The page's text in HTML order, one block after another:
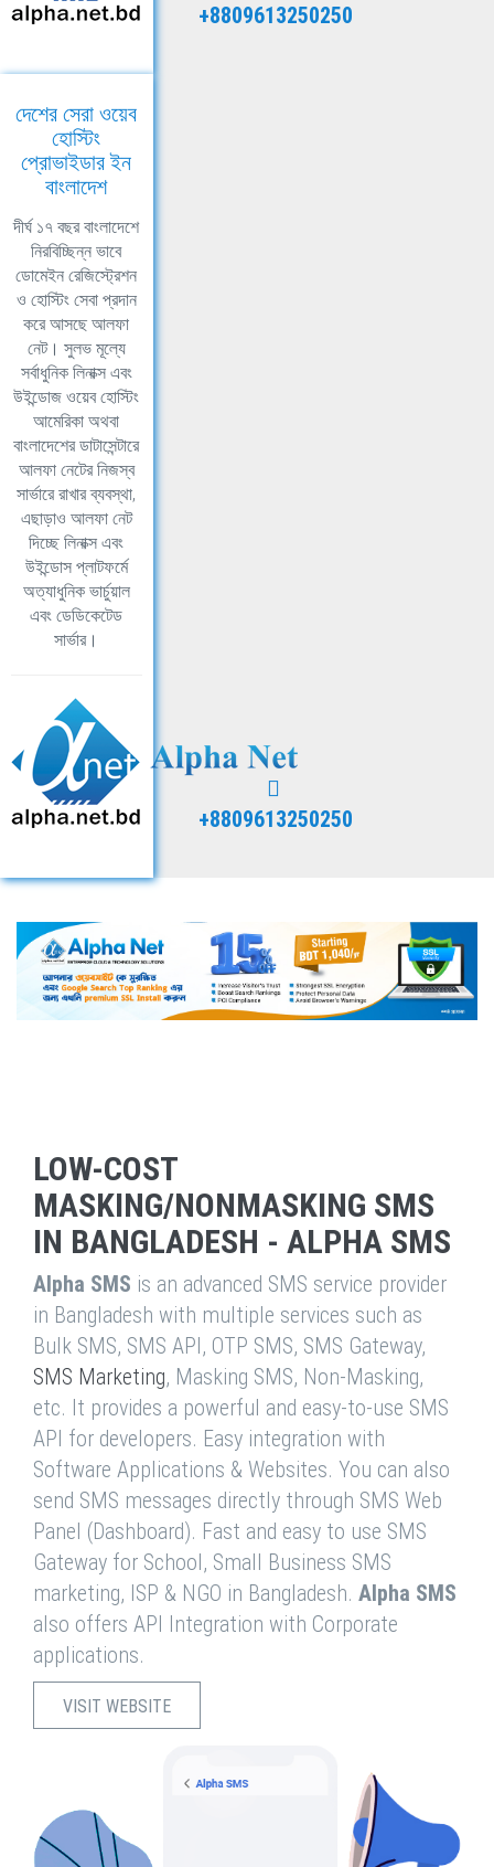
+8809613250250
দেশের সেরা ওয়েব
হোস্টিং
প্রোভাইডার ইন
বাংলাদেশ
দীর্ঘ ১৭ বছর বাংলাদেশে
নিরবিচ্ছিন্ন ভাবে
ডোমেইন রেজিস্ট্রেশন
ও হোস্টিং সেবা প্রদান
করে আসছে আলফা
নেট। সুলভ মূল্যে
সর্বাধুনিক লিনাক্স এবং
উইন্ডোজ ওয়েব হোস্টিং
আমেরিকা অথবা
বাংলাদেশের ডাটাসেন্টারে
আলফা নেটের নিজস্ব
সার্ভারে রাখার ব্যবস্থা,
এছাড়াও আলফা নেট
দিচ্ছে লিনাক্স এবং
উইন্ডোস প্লাটফর্মে
অত্যাধুনিক ভার্চুয়াল
এবং ডেডিকেটেড
সার্ভার।
+8809613250250
LOW-COST
MASKING/NONMASKING SMS
IN BANGLADESH - ALPHA SMS
Alpha SMS is an advanced SMS service provider
in Bangladesh with multiple services such as
Bulk SMS, SMS API, OTP SMS, SMS Gateway,
SMS Marketing, Masking SMS, Non-Masking,
etc. It provides a powerful and easy-to-use SMS
API for developers. Easy integration with
Software Applications & Websites. You can also
send SMS messages directly through SMS Web
Panel (Dashboard). Fast and easy to use SMS
Gateway for School, Small Business SMS
marketing, ISP & NGO in Bangladesh. Alpha SMS
also offers API Integration with Corporate
applications.
VISIT WEBSITE